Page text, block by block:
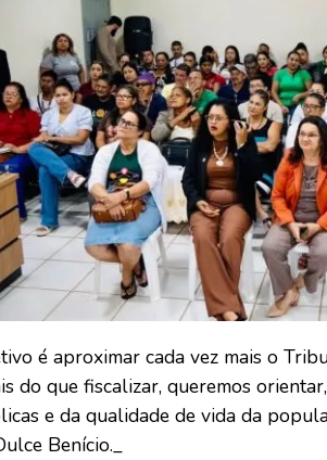
é aproximar cada vez mais o
do que fiscalizar, queremos
e da qualidade de vida da
Benício._